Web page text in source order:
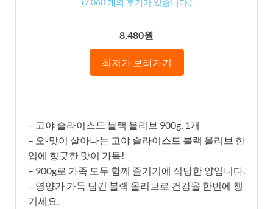
8,480원
최저가 보러가기
– 고야 슬라이스드 블랙 올리브 900g, 1개
– 오-맛이 살아나는 고야 슬라이스드 블랙 올리브 한
입에 향긋한 맛이 가득!
– 900g로 가족 모두 함께 즐기기에 적당한 양입니다.
– 영양가 가득 담긴 블랙 올리브로 건강을 한번에 챙
기세요.